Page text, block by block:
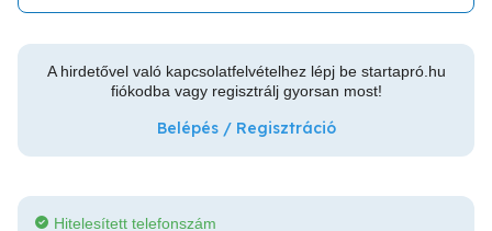
A hirdetővel való kapcsolatfelvételhez lépj be startapró.hu
fiókodba vagy regisztrálj gyorsan most!
Belépés / Regisztráció
Hitelesített telefonszám